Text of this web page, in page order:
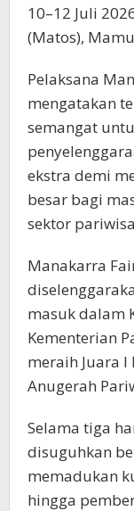
10–12 Juli
(Matos),
Pelaksana
mengatakan
semangat
ekstra demi
besar bagi
sektor
Manakarra
masuk dalam
Kementerian
meraih Juara
Anugerah
Selama tiga
disuguhkan
memadukan
hingga